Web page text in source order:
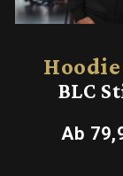
BLC
Ab